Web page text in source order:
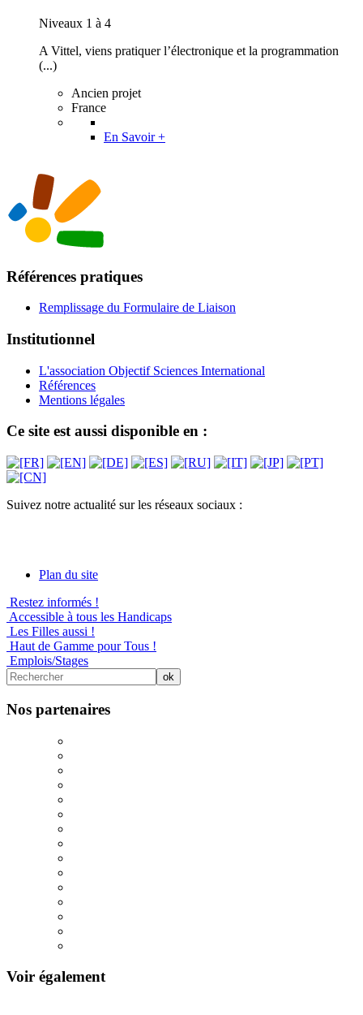
Niveaux 1 à 4
A Vittel, viens pratiquer l’électronique et la programmation
(...)
Ancien projet
France
En Savoir +
Références pratiques
Remplissage du Formulaire de Liaison
Institutionnel
L'association Objectif Sciences International
Références
Mentions légales
Ce site est aussi disponible en :
Suivez notre actualité sur les réseaux sociaux :
Plan du site
Restez informés !
Accessible à tous les Handicaps
Les Filles aussi !
Haut de Gamme pour Tous !
Emplois/Stages
Nos partenaires
Voir également